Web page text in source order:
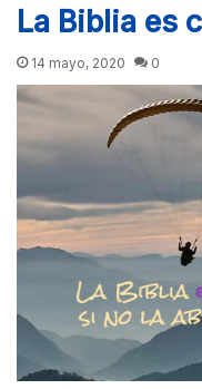
La Biblia es
14 mayo, 2020 0